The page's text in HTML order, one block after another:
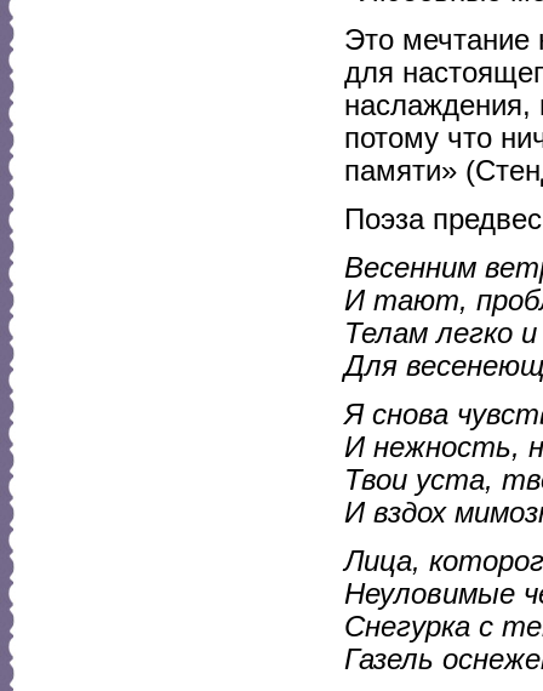
Это мечтание
для
наслаждения,
потому что
памяти»
Поэза
Весенним
И тают,
Телам легко
Для
Я снова
И нежность,
Твои уста,
И вздох
Лица,
Неуловимые
Снегурка с
Газель